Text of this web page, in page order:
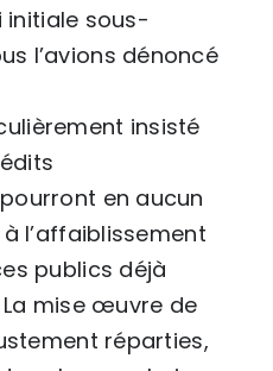
initiale sous-
l’avions dénoncé
insisté
en aucun
l’affaiblissement
publics déjà
mise œuvre de
réparties,